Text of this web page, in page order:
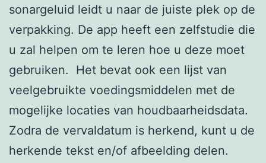
sonargeluid leidt u naar de juiste plek op de
verpakking. De app heeft een zelfstudie die
u zal helpen om te leren hoe u deze moet
gebruiken. Het bevat ook een lijst van
veelgebruikte voedingsmiddelen met de
mogelijke locaties van houdbaarheidsdata.
Zodra de vervaldatum is herkend, kunt u de
herkende tekst en/of afbeelding delen.